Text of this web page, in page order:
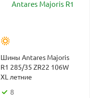
Шины Antares Majoris
R1 285/35 ZR22 106W
XL летние
8